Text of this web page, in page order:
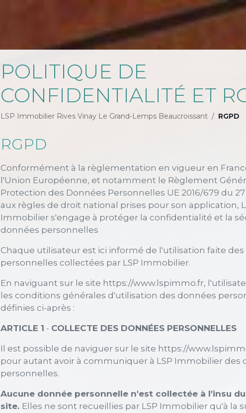
POLITIQUE DE
CONFIDENTIALITÉ ET
LSP Immobilier Rives Vinay Le Grand-Lemps Beaucroissant RGPD
RGPD
Conformément à la règlementation en vigueur en
l'Union Européenne, et notamment le Règlement
Protection des Données Personnelles UE 2016/679 du 27
aux règles de droit national prises pour son application,
Immobilier s'engage à protéger la confidentialité et la
données personnelles
Chaque utilisateur est ici informé de l'utilisation faite
personnelles collectées par LSP Immobilier.
En naviguant sur le site https://www.lspimmo.fr,
les conditions générales d'utilisation des données
définies ci-après :
ARTICLE 1 - COLLECTE DES DONNÉES PERSONNELLES
Il est possible de naviguer sur le site https://
pour autant avoir à communiquer à LSP Immobilier des
personnelles.
Aucune donnée personnelle n'est collectée à l'insu
site. Elles ne sont recueillies par LSP Immobilier qu'à la